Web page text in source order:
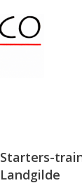
Starters-
Landgilde